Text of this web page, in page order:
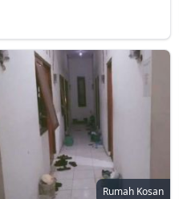
Rumah Kosan